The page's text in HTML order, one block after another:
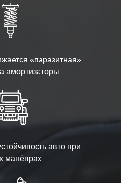
«паразитная»
амортизаторы
авто при
манёврах